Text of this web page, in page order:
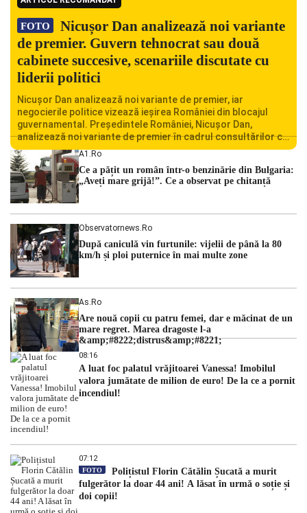
FOTO
Nicușor Dan analizează noi variante
de premier. Guvern tehnocrat sau două
cabinete succesive, scenariile discutate cu
liderii politici
Nicușor Dan analizează noi variante de premier, iar
negocierile politice vizează ieșirea României din blocajul
guvernamental. Președintele României, Nicușor Dan,
analizează noi variante de premier în cadrul consultărilor cu
liderii politici. Ciprian Ciucu vorbește despre scenariul unui
guvern tehnocrat și despre posibilitatea a două cabinete
succesive. Nicușor Dan analizează noi variante de premier
România traversează […]
A1.ro
Ce a pățit un român într-o benzinărie din Bulgaria:
„Aveți mare grijă!”. Ce a observat pe chitanță
Observatornews.ro
După caniculă vin furtunile: vijelii de până la 80
km/h și ploi puternice în mai multe zone
As.ro
Are nouă copii cu patru femei, dar e măcinat de un
mare regret. Marea dragoste l-a
&amp;#8222;distrus&amp;#8221;
08:16
A luat foc palatul vrăjitoarei Vanessa! Imobilul
valora jumătate de milion de euro! De la ce a pornit
incendiul!
07:12
FOTO
Polițistul Florin Cătălin Șucată a murit
fulgerător la doar 44 ani! A lăsat în urmă o soție și
doi copii!